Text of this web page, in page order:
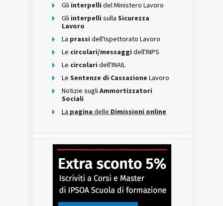
Gli interpelli del Ministero Lavoro
Gli interpelli sulla Sicurezza
Lavoro
La prassi dell'Ispettorato Lavoro
Le circolari/messaggi dell'INPS
Le circolari dell'INAIL
Le Sentenze di Cassazione Lavoro
Notizie sugli Ammortizzatori
Sociali
La pagina delle Dimissioni online